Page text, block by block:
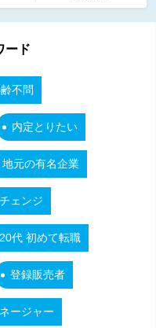
ード
不問
内定とりたい
地元の有名企業
ェンジ
20代 初めて転職
登録販売者
ージャー